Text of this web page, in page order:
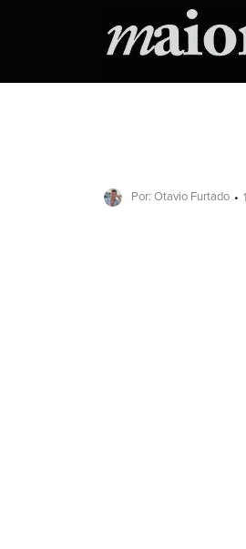
Por: Otavio Furtado